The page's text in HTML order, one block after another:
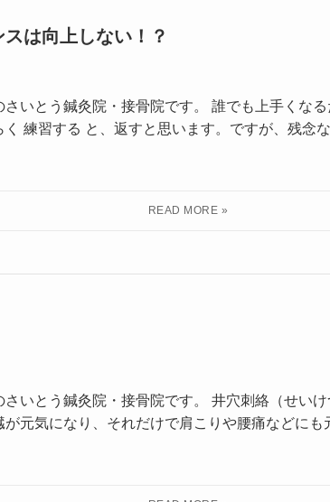
は向上しない！？
いとう鍼灸院・接骨院です。 誰でも上手くな
練習する と、返すと思います。ですが、残念
いとう鍼灸院・接骨院です。 井穴刺絡（せい
元気になり、それだけで肩こりや腰痛などに